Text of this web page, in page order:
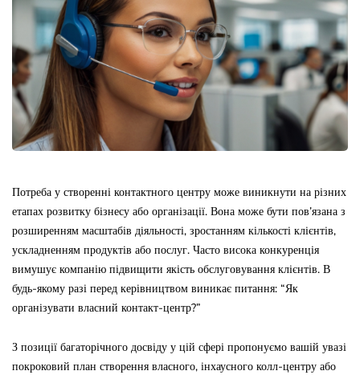
Потреба у створенні контактного центру може виникнути на різних
етапах розвитку бізнесу або організації. Вона може бути пов’язана з
розширенням масштабів діяльності, зростанням кількості клієнтів,
ускладненням продуктів або послуг. Часто висока конкуренція
вимушує компанію підвищити якість обслуговування клієнтів. В
будь-якому разі перед керівництвом виникає питання: “Як
організувати власний контакт-центр?”
З позиції багаторічного досвіду у цій сфері пропонуємо вашій увазі
покроковий план створення власного, інхаусного колл-центру або